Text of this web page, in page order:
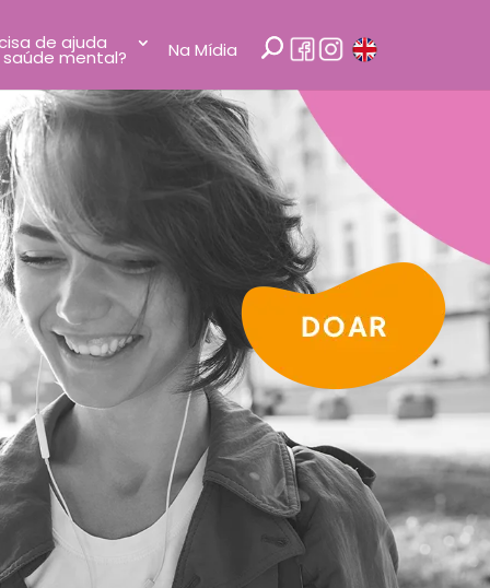
de ajuda
mental? Na Mídia